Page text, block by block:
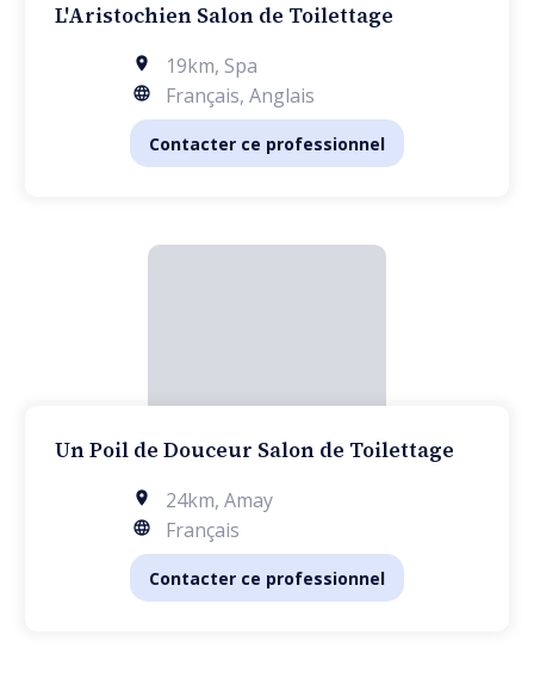
L'Aristochien Salon de Toilettage
19km, Spa
Français, Anglais
Contacter ce professionnel
Un Poil de Douceur Salon de Toilettage
24km, Amay
Français
Contacter ce professionnel